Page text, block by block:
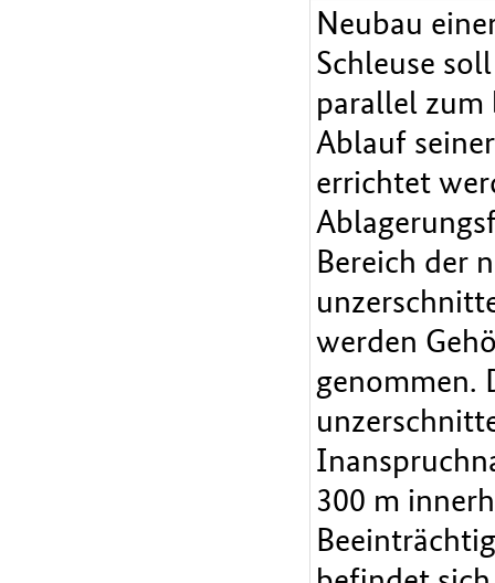
Neubau
Schleuse
parallel zum
Ablauf
errichtet
Bereich der
werden
genommen.
300 m